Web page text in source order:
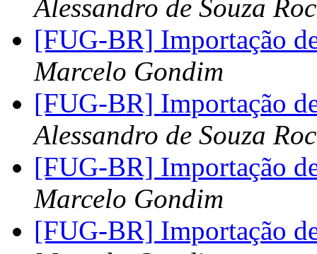
Alessandro de Souza
[FUG-BR] Importação
Marcelo Gondim
[FUG-BR] Importação
Alessandro de Souza
[FUG-BR] Importação
Marcelo Gondim
[FUG-BR] Importação